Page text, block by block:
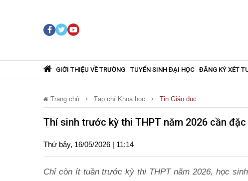
GIỚI THIỆU VỀ TRƯỜNG TUYỂN SINH ĐẠI HỌC ĐĂNG KÝ XÉT
Trang chủ Tạp chí Khoa học Tin Giáo dục
Thí sinh trước kỳ thi THPT năm 2026 cần
Thứ bảy, 16/05/2026 | 11:14
Chỉ còn ít tuần trước kỳ thi THPT năm 2026, học